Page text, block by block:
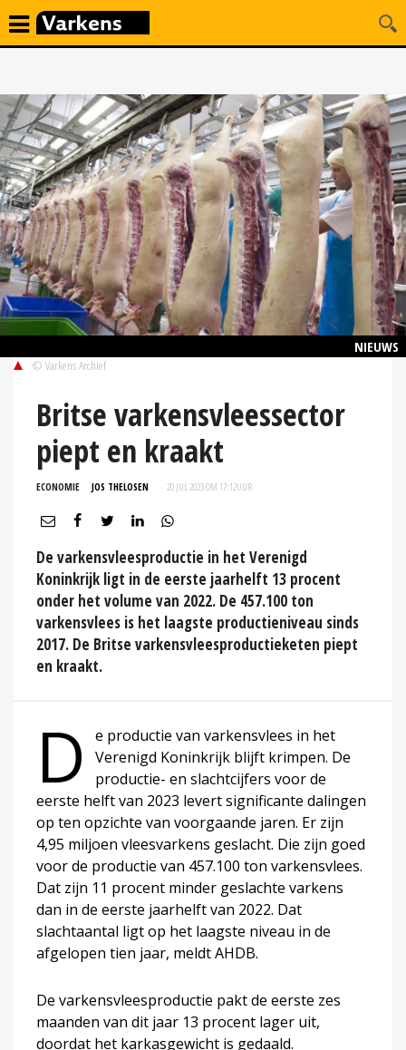
NIEUWS
© Varkens Archief
Britse varkensvleessector
piept en kraakt
ECONOMIE JOS THELOSEN 20 JUL 2023 OM 17:12UUR
De varkensvleesproductie in het Verenigd
Koninkrijk ligt in de eerste jaarhelft 13 procent
onder het volume van 2022. De 457.100 ton
varkensvlees is het laagste productieniveau sinds
2017. De Britse varkensvleesproductieketen piept
en kraakt.
D
e productie van varkensvlees in het
Verenigd Koninkrijk blijft krimpen. De
productie- en slachtcijfers voor de
eerste helft van 2023 levert significante dalingen
op ten opzichte van voorgaande jaren. Er zijn
4,95 miljoen vleesvarkens geslacht. Die zijn goed
voor de productie van 457.100 ton varkensvlees.
Dat zijn 11 procent minder geslachte varkens
dan in de eerste jaarhelft van 2022. Dat
slachtaantal ligt op het laagste niveau in de
afgelopen tien jaar, meldt AHDB.
De varkensvleesproductie pakt de eerste zes
maanden van dit jaar 13 procent lager uit,
doordat het karkasgewicht is gedaald.